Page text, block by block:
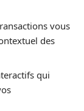
vous
des
qui